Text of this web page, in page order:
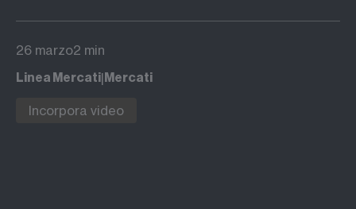
26 marzo2 min
Linea Mercati Mercati
Incorpora video